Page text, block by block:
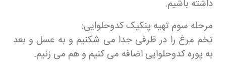
داشته باشیم.
مرحله سوم تهیه پنکیک کدوحلوایی:
تخم مرغ را در ظرفی جدا می شکنیم و به عسل و بعد
به پوره کدوحلوایی اضافه می کنیم و هم می زنیم.